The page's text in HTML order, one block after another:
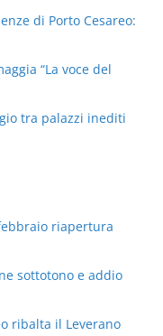
di Porto Cesareo:
“La voce del
tra palazzi inediti
riapertura
sottotono e addio
ribalta il Leverano